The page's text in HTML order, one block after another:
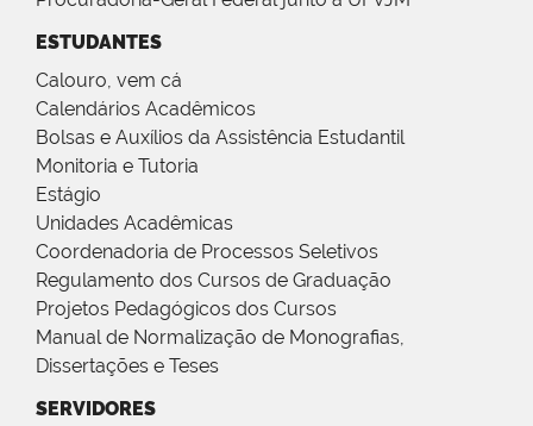
ESTUDANTES
Calouro, vem cá
Calendários Acadêmicos
Bolsas e Auxílios da Assistência Estudantil
Monitoria e Tutoria
Estágio
Unidades Acadêmicas
Coordenadoria de Processos Seletivos
Regulamento dos Cursos de Graduação
Projetos Pedagógicos dos Cursos
Manual de Normalização de Monografias,
Dissertações e Teses
SERVIDORES